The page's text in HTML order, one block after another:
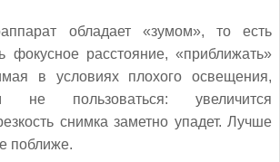
обладает «зумом», то есть
фокусное расстояние, «приближать»
в условиях плохого освещения,
не пользоваться: увеличится
снимка заметно упадет. Лучше
поближе.